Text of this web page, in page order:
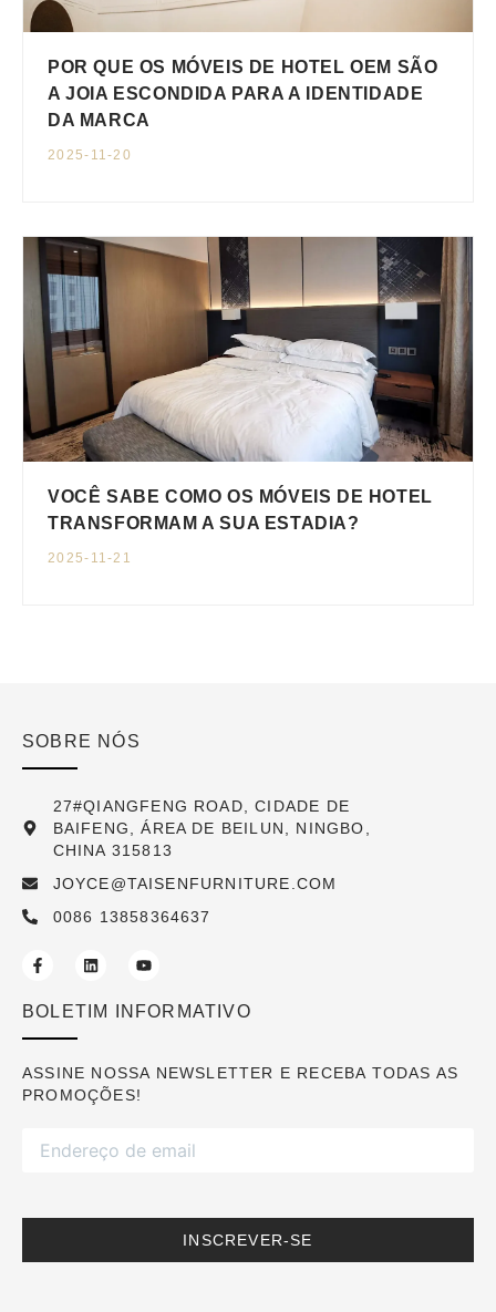
POR QUE OS MÓVEIS DE HOTEL OEM SÃO
A JOIA ESCONDIDA PARA A IDENTIDADE
DA MARCA
2025-11-20
VOCÊ SABE COMO OS MÓVEIS DE HOTEL
TRANSFORMAM A SUA ESTADIA?
2025-11-21
SOBRE NÓS
27#QIANGFENG ROAD, CIDADE DE
BAIFENG, ÁREA DE BEILUN, NINGBO,
CHINA 315813
JOYCE@TAISENFURNITURE.COM
0086 13858364637
BOLETIM INFORMATIVO
ASSINE NOSSA NEWSLETTER E RECEBA TODAS AS
PROMOÇÕES!
INSCREVER-SE